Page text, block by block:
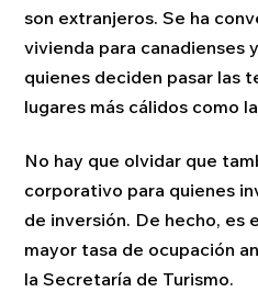
son extranjeros. Se ha
vivienda para canadienses
quienes deciden pasar las
lugares más cálidos como
No hay que olvidar que
corporativo para quienes
de inversión. De hecho, es
mayor tasa de ocupación
la Secretaría de Turismo.